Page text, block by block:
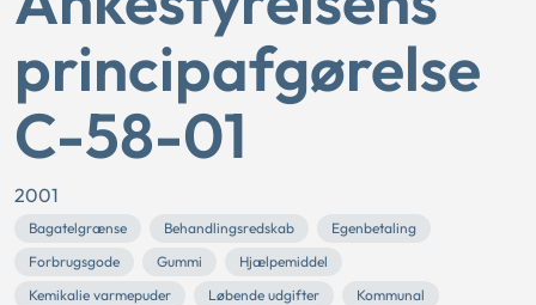
principafgørelse
C-58-01
2001
Bagatelgrænse Behandlingsredskab
Egenbetaling
Forbrugsgode
Gummi
Hjælpemiddel
Kemikalie varmepuder
Løbende udgifter
Kommunal